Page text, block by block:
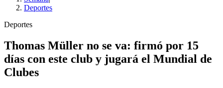
Deportes
Deportes
Thomas Müller no se va: firmó por 15
días con este club y jugará el Mundial de
Clubes